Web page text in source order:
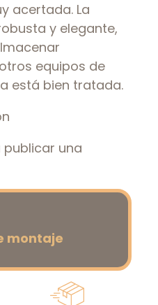
acertada. La
y elegante,
equipos de
está bien tratada.
publicar una
montaje